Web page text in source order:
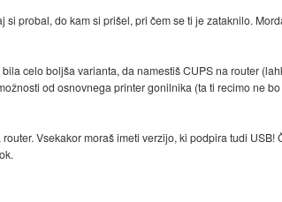
probal, do kam si prišel, pri čem se ti je zataknilo.
celo boljša varianta, da namestiš CUPS na router
od osnovnega printer gonilnika (ta ti recimo ne
Vsekakor moraš imeti verzijo, ki podpira tudi